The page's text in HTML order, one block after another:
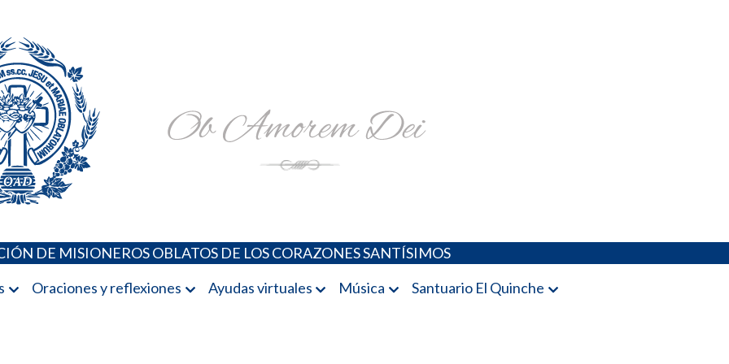
DE MISIONEROS OBLATOS DE LOS CORAZONES SANTÍSIMOS
Oraciones y reflexiones Ayudas virtuales Música Santuario El Quinche